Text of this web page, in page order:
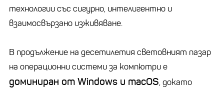
технологии със сигурно, интелигентно и
взаимосвързано изживяване.
В продължение на десетилетия световният пазар
на операционни системи за компютри е
доминиран от Windows и macOS, докато